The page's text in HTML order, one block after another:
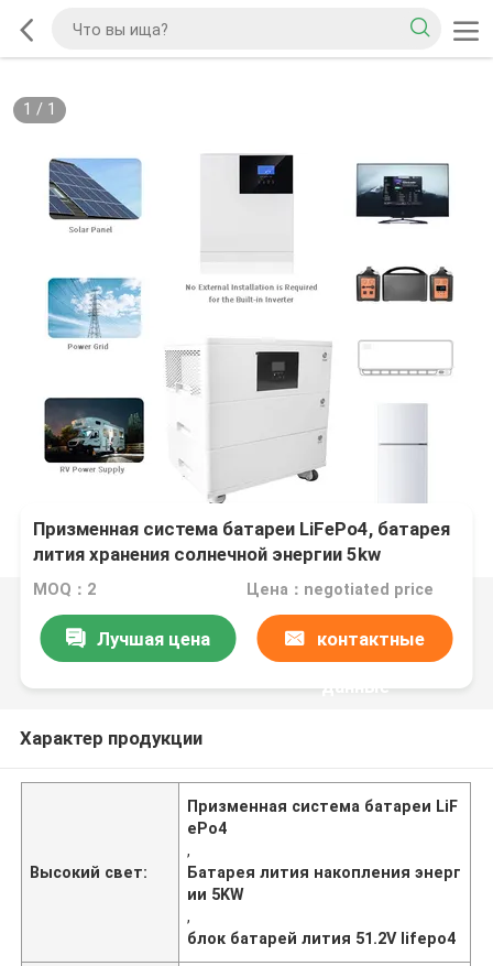
1 / 1
Призменная система батареи LiFePo4, батарея
лития хранения солнечной энергии 5kw
MOQ：2 Цена：negotiated price
Лучшая цена контактные
данные
Характер продукции
Высокий свет:
Призменная система батареи LiF
ePo4
,
Батарея лития накопления энерг
ии 5KW
,
блок батарей лития 51.2V lifepo4